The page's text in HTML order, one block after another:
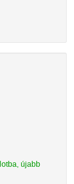
újabb